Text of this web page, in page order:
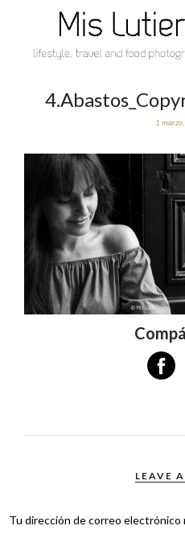
1
LEAVE
Tu dirección de correo electrónico